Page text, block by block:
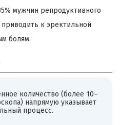
мужчин репродуктивного
к эректильной
болям.
количество (более 10–
напрямую указывает
процесс.